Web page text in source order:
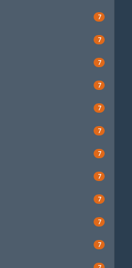
7
7
7
7
7
7
7
7
7
7
7